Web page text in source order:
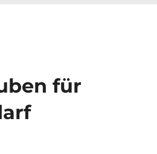
für